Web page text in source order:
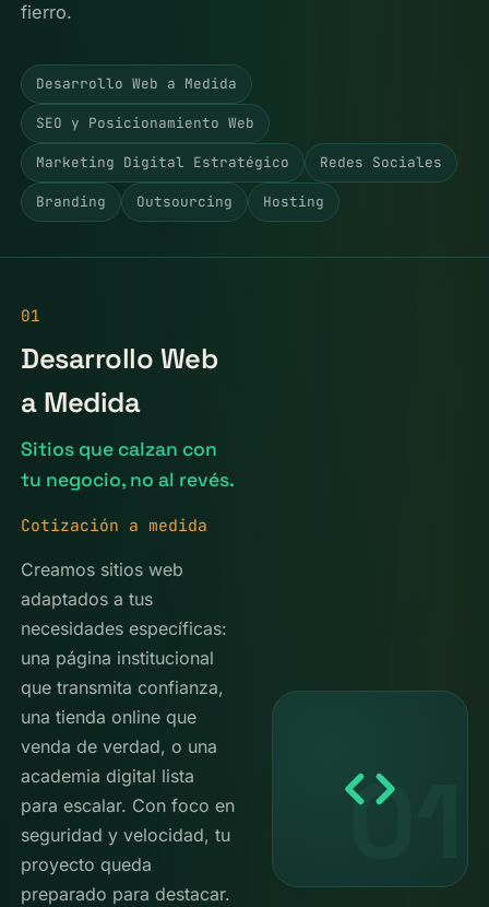
fierro.
Desarrollo Web a Medida
SEO y Posicionamiento Web
Marketing Digital Estratégico Redes Sociales
Branding Outsourcing Hosting
01
Desarrollo Web
a Medida
Sitios que calzan con
tu negocio, no al revés.
Cotización a medida
Creamos sitios web
adaptados a tus
necesidades específicas:
una página institucional
que transmita confianza,
una tienda online que
venda de verdad, o una
academia digital lista
para escalar. Con foco en
seguridad y velocidad, tu
proyecto queda
preparado para destacar.
01